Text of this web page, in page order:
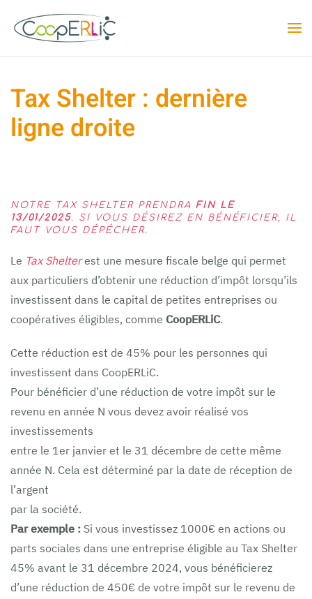
Skip to main content
Tax Shelter : dernière
ligne droite
NOTRE TAX SHELTER PRENDRA FIN LE
13/01/2025. SI VOUS DÉSIREZ EN BÉNÉFICIER, IL
FAUT VOUS DÉPÉCHER.
Le Tax Shelterest une mesure fiscale belge qui permet
aux particuliers d’obtenir une réduction d’impôt lorsqu’ils
investissent dans le capital de petites entreprises ou
coopératives éligibles, comme CoopERLiC.
Cette réduction est de 45% pour les personnes qui
investissent dans CoopERLiC.
Pour bénéficier d’une réduction de votre impôt sur le
revenu en année N vous devez avoir réalisé vos
investissements
entre le 1er janvier et le 31 décembre de cette même
année N. Cela est déterminé par la date de réception de
l’argent
par la société.
Par exemple : Si vous investissez 1000€ en actions ou
parts sociales dans une entreprise éligible au Tax Shelter
45% avant le 31 décembre 2024, vous bénéficierez
d’une réduction de 450€ de votre impôt sur le revenu de